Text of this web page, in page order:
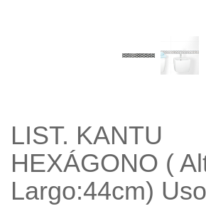
LIST. KANTU
HEXÁGONO (
Largo:44cm)